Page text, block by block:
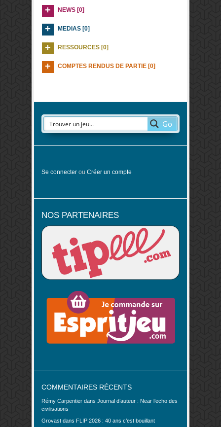
NEWS [0]
MEDIAS [0]
RESSOURCES [0]
COMPTES RENDUS DE PARTIE [0]
Go
Se connecter ou Créer un compte
NOS PARTENAIRES
COMMENTAIRES RÉCENTS
Rémy Carpentier dans Journal d’auteur : Near l’echo des
civilisations
Grovast dans FLIP 2026 : 40 ans c’est bouillant